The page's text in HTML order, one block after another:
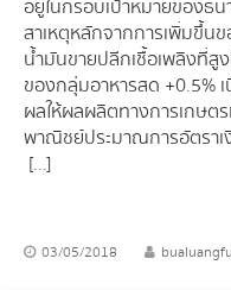
อยู่ในกรอบเป้าหมายของธ
สาเหตุหลักจากการเพิ่มขึ้น
น้ำมันขายปลีกเชื้อเพลิงที่สู
ของกลุ่มอาหารสด +0.5%
ผลให้ผลผลิตทางการเกษต
พาณิชย์ประมาณการอัตราเ
[…]
03/05/2018